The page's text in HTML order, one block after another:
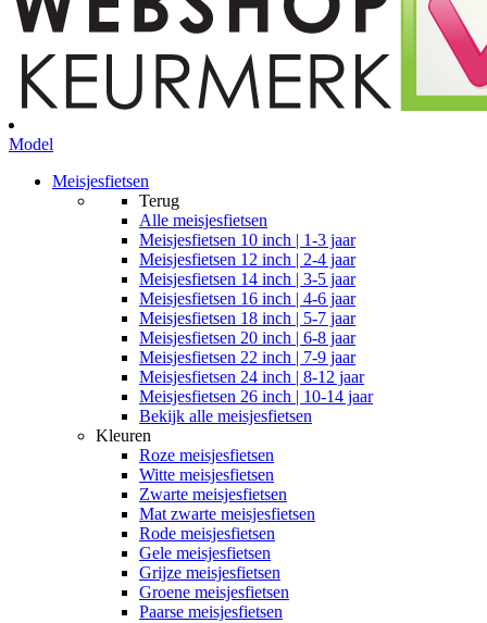
Model
Meisjesfietsen
Terug
Alle meisjesfietsen
Meisjesfietsen 10 inch | 1-3 jaar
Meisjesfietsen 12 inch | 2-4 jaar
Meisjesfietsen 14 inch | 3-5 jaar
Meisjesfietsen 16 inch | 4-6 jaar
Meisjesfietsen 18 inch | 5-7 jaar
Meisjesfietsen 20 inch | 6-8 jaar
Meisjesfietsen 22 inch | 7-9 jaar
Meisjesfietsen 24 inch | 8-12 jaar
Meisjesfietsen 26 inch | 10-14 jaar
Bekijk alle meisjesfietsen
Kleuren
Roze meisjesfietsen
Witte meisjesfietsen
Zwarte meisjesfietsen
Mat zwarte meisjesfietsen
Rode meisjesfietsen
Gele meisjesfietsen
Grijze meisjesfietsen
Groene meisjesfietsen
Paarse meisjesfietsen